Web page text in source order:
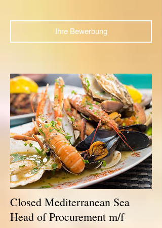
Ihre Bewerbung
Closed ​Mediterranean Sea
Head of Procurement m/f